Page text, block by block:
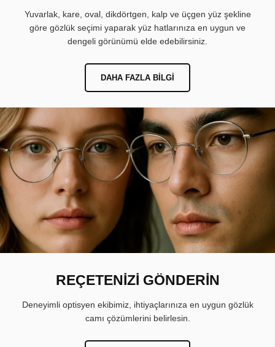
Yuvarlak, kare, oval, dikdörtgen, kalp ve üçgen yüz şekline
göre gözlük seçimi yaparak yüz hatlarınıza en uygun ve
dengeli görünümü elde edebilirsiniz.
DAHA FAZLA BILGI
REÇETENİZİ GÖNDERİN
Deneyimli optisyen ekibimiz, ihtiyaçlarınıza en uygun gözlük
camı çözümlerini belirlesin.